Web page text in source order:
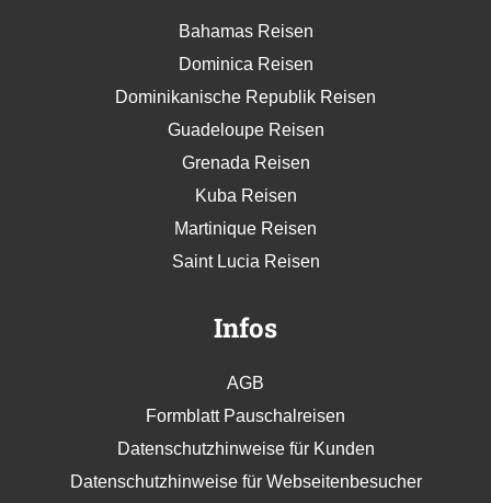
Bahamas Reisen
Dominica Reisen
Dominikanische Republik Reisen
Guadeloupe Reisen
Grenada Reisen
Kuba Reisen
Martinique Reisen
Saint Lucia Reisen
Infos
AGB
Formblatt Pauschalreisen
Datenschutzhinweise für Kunden
Datenschutzhinweise für Webseitenbesucher